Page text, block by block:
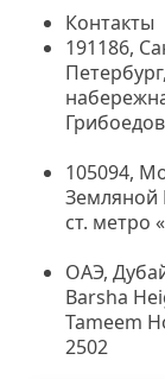
Контакты
191186,
Петербург,
105094,
Земляной
ст. метро
ОАЭ,
Barsha
Tameem
2502